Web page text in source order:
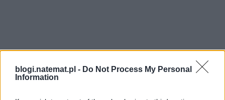
blogi.natemat.pl - Do Not Process My Personal
Information